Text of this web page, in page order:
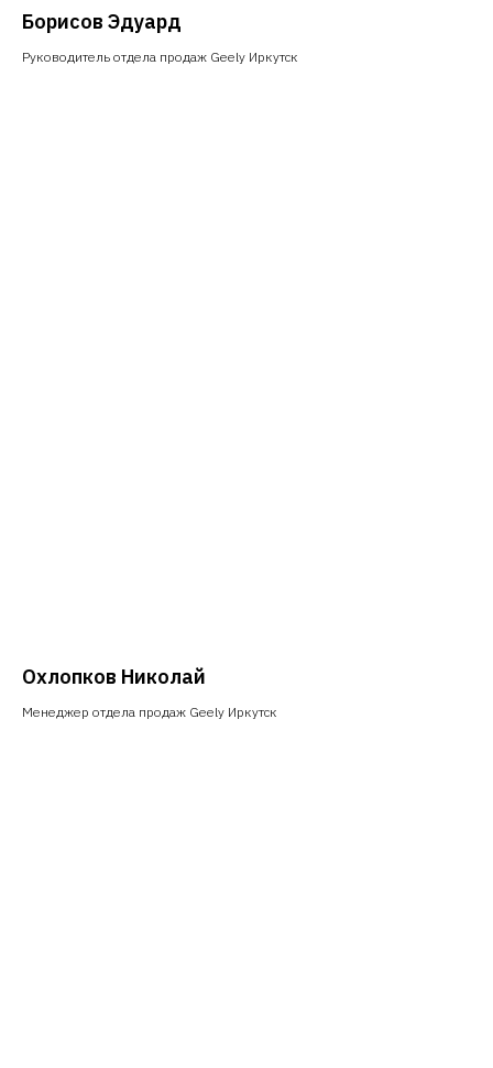
Борисов Эдуард
Руководитель отдела продаж Geely Иркутск
Охлопков Николай
Менеджер отдела продаж Geely Иркутск